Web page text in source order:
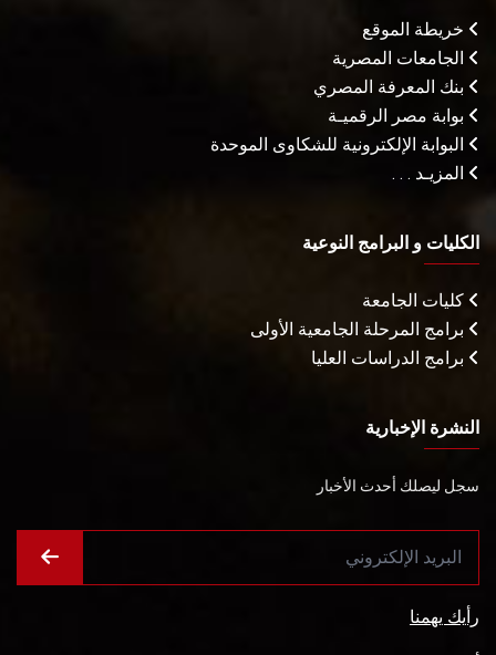
خريطة الموقع
الجامعات المصرية
بنك المعرفة المصري
بوابة مصر الرقميـة
البوابة الإلكترونية للشكاوى الموحدة
المزيـد . . .
الكليات و البرامج النوعية
كليات الجامعة
برامج المرحلة الجامعية الأولى
برامج الدراسات العليا
النشرة الإخبارية
سجل ليصلك أحدث الأخبار
رأيك يهمنا